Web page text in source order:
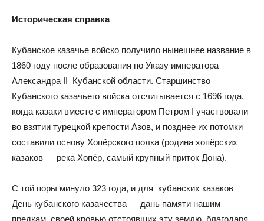
Историческая справка
Кубанское казачье войско получило нынешнее название в
1860 году после образования по Указу императора
Александра II Кубанской области. Старшинство
Кубанского казачьего войска отсчитывается с 1696 года,
когда казаки вместе с императором Петром I участвовали
во взятии турецкой крепости Азов, и позднее их потомки
составили основу Хопёрского полка (родина хопёрских
казаков — река Хопёр, самый крупный приток Дона).
С той поры минуло 323 года, и для кубанских казаков
День кубанского казачества — дань памяти нашим
предкам, своей кровью отстоявших эту землю, благодаря